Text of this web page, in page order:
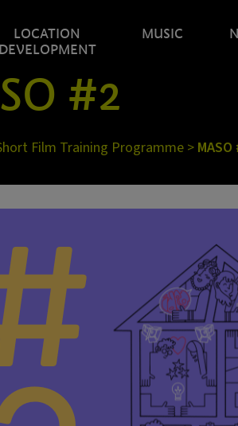
LOCATION
DEVELOPMENT
MUSIC
#2
Film Training Programme > MASO